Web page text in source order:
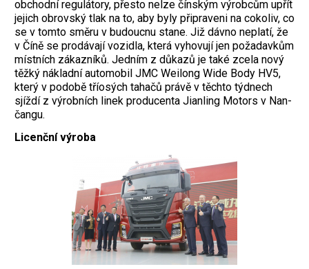
obchodní regulátory, přesto nelze čínským výrobcům upřít
jejich obrovský tlak na to, aby byly připraveni na cokoliv, co
se v tomto směru v budoucnu stane. Již dávno neplatí, že
v Číně se prodávají vozidla, která vyhovují jen požadavkům
místních zákazníků. Jedním z důkazů je také zcela nový
těžký nákladní automobil JMC Weilong Wide Body HV5,
který v podobě tříosých tahačů právě v těchto týdnech
sjíždí z výrobních linek producenta Jianling Motors v Nan-
čangu.
Licenční výroba